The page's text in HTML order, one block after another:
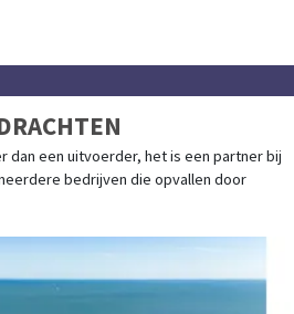
dan een uitvoerder, het is een partner bij
bedrijven die opvallen door